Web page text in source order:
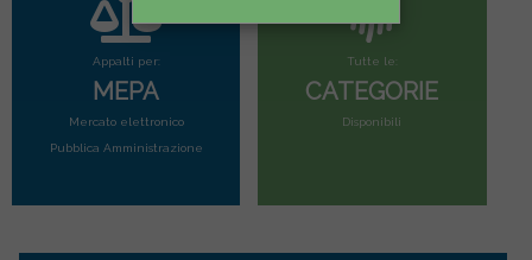
Appalti per:
MEPA
Mercato elettronico
Pubblica Amministrazione
Tutte le:
CATEGORIE
Disponibili